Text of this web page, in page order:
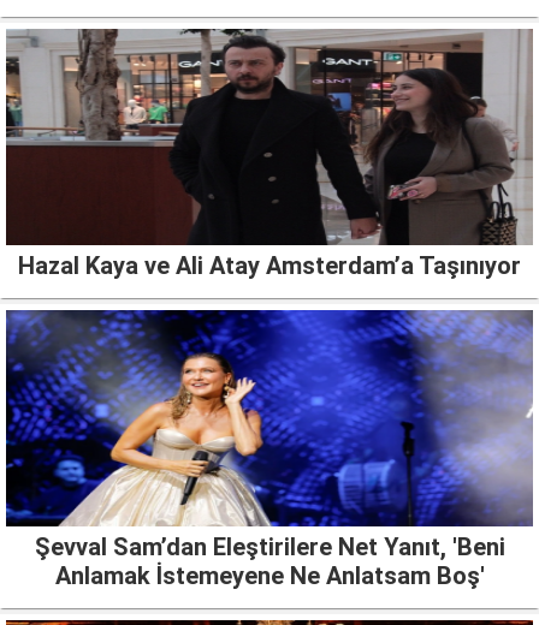
Hazal Kaya ve Ali Atay Amsterdam’a Taşınıyor
Şevval Sam’dan Eleştirilere Net Yanıt, 'Beni
Anlamak İstemeyene Ne Anlatsam Boş'